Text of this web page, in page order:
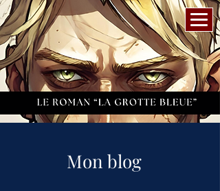
Mon blog